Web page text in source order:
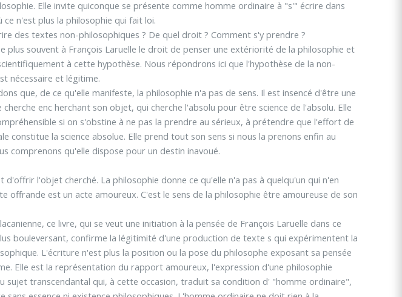
Elle invite quiconque se présente comme homme ordinaire à "s'" écrire dans
ce n'est plus la philosophie qui fait loi.
des textes non-philosophiques ? De quel droit ? Comment s'y prendre ?
plus souvent à François Laruelle le droit de penser une extériorité de la philosophie et
à cette hypothèse. Nous répondrons ici que l'hypothèse de la non-
nécessaire et légitime.
que, de ce qu'elle manifeste, la philosophie n'a pas de sens. Il est insencé d'être une
cherche enc herchant son objet, qui cherche l'absolu pour être science de l'absolu. Elle
si on s'obstine à ne pas la prendre au sérieux, à prétendre que l'effort de
constitue la science absolue. Elle prend tout son sens si nous la prenons enfin au
comprenons qu'elle dispose pour un destin inavoué.
d'offrir l'objet cherché. La philosophie donne ce qu'elle n'a pas à quelqu'un qui n'en
offrande est un acte amoureux. C'est le sens de la philosophie être amoureuse de son
ce livre, qui se veut une initiation à la pensée de François Laruelle dans ce
bouleversant, confirme la légitimité d'une production de texte s qui expérimentent la
L'écriture n'est plus la position ou la pose du philosophe exposant sa pensée
Elle est la représentation du rapport amoureux, l'expression d'une philosophie
sujet transcendantal qui, à cette occasion, traduit sa condition d' "homme ordinaire",